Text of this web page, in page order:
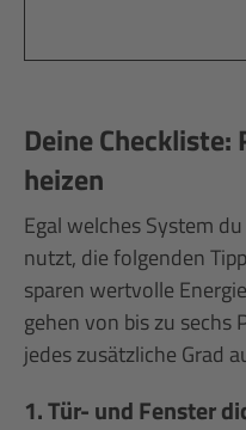
Deine
heizen
Egal welches System
nutzt, die folgenden
sparen wertvolle
gehen von bis zu
jedes zusätzliche Grad
1. Tür- und Fenster